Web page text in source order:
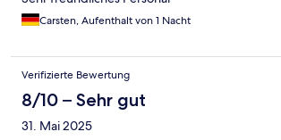
Carsten, Aufenthalt von 1 Nacht
Verifizierte Bewertung
8/10 – Sehr gut
31. Mai 2025